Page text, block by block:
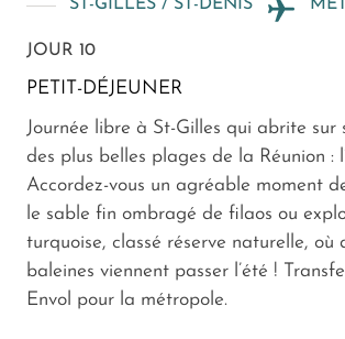
ST-GILLES / ST-DENIS
JOUR 10
PETIT-DÉJEUNER
Journée libre à St-Gilles qui abrite sur
des plus belles plages de la Réunion :
Accordez-vous un agréable moment
le sable fin ombragé de filaos ou
turquoise, classé réserve naturelle, où
baleines viennent passer l’été !
Envol pour la métropole.